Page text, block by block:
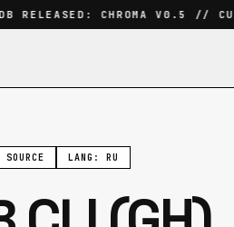
RELEASED: CHROMA V0.5 //
SOURCE LANG: RU